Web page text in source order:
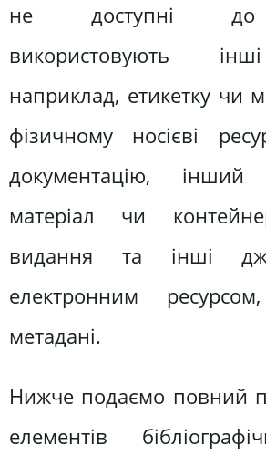
не доступні до
використовують
наприклад, етикетку чи
фізичному носієві
документацію, інший
матеріал чи
видання та інші
електронним
метадані.
Нижче подаємо повний
елементів